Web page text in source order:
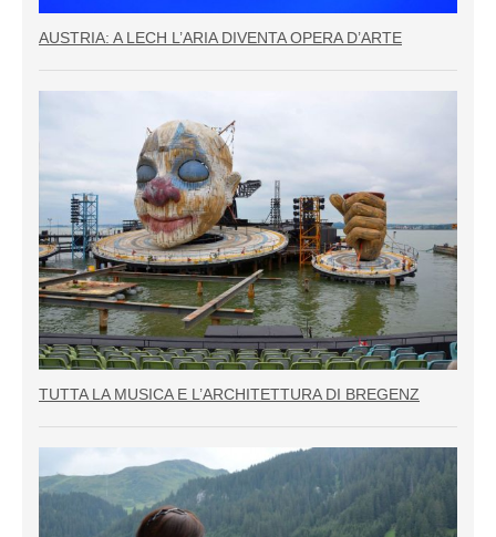
AUSTRIA: A LECH L’ARIA DIVENTA OPERA D’ARTE
TUTTA LA MUSICA E L’ARCHITETTURA DI BREGENZ